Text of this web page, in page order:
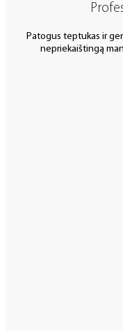
Patogus teptukas ir
nepriekaištingą